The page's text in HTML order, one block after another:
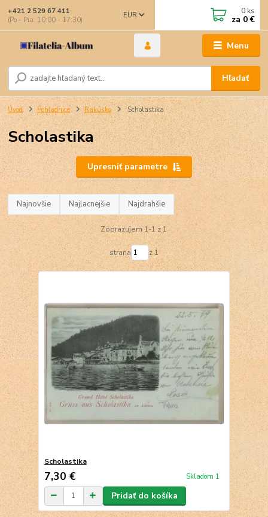
Menu
EUR
Hľadať
+421 2 529 67 411
(Po - Pia: 10:00 - 17:30)
0 ks
za 0 €
Úvod Pohľadnice Rakúsko Scholastika
Scholastika
Upresniť parametre
Najnovšie Najlacnejšie Najdrahšie
Zobrazujem 1-1 z 1
strana z 1
Scholastika
7,30 € Skladom 1
Pridať do košíka